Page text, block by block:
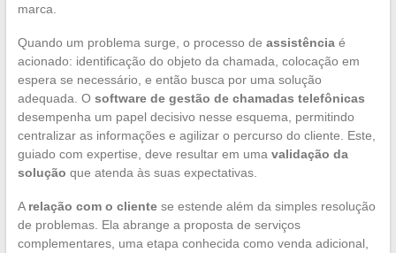
marca.
Quando um problema surge, o processo de assistênciaé
acionado: identificação do objeto da chamada, colocação em
espera se necessário, e então busca por uma solução
adequada. O software de gestão de chamadas telefônicas
desempenha um papel decisivo nesse esquema, permitindo
centralizar as informações e agilizar o percurso do cliente. Este,
guiado com expertise, deve resultar em uma validação da
solução que atenda às suas expectativas.
A relação com o clientese estende além da simples resolução
de problemas. Ela abrange a proposta de serviços
complementares, uma etapa conhecida como venda adicional,